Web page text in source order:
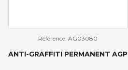
Référence: AG03080
ANTI-GRAFFITI PERMANENT AGP